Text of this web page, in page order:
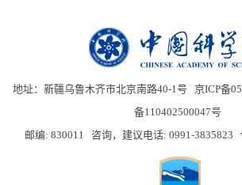
地址：新疆乌鲁木齐市北京南路40-1号 京ICP备
备110402500047号
邮编: 830011 咨询，建议电话: 0991-3835823